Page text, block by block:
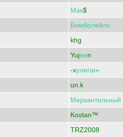
Мак$
Бомболейло
khg
Yujееn
-xулиган-
un.k
Меркантильный
Kostan™
TRZ2008